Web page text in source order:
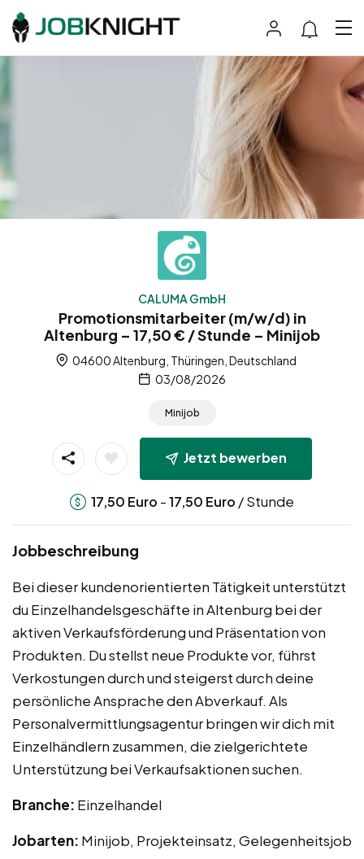
CALUMA GmbH
Promotionsmitarbeiter (m/w/d) in
Altenburg – 17,50 € / Stunde – Minijob
04600 Altenburg, Thüringen, Deutschland
03/08/2026
Minijob
Jetzt bewerben
17,50 Euro -17,50 Euro / Stunde
Jobbeschreibung
Bei dieser kundenorientierten Tätigkeit unterstützt
du Einzelhandelsgeschäfte in Altenburg bei der
aktiven Verkaufsförderung und Präsentation von
Produkten. Du stellst neue Produkte vor, führst
Verkostungen durch und steigerst durch deine
persönliche Ansprache den Abverkauf. Als
Personalvermittlungsagentur bringen wir dich mit
Einzelhändlern zusammen, die zielgerichtete
Unterstützung bei Verkaufsaktionen suchen.
Branche: Einzelhandel
Jobarten: Minijob, Projekteinsatz, Gelegenheitsjob